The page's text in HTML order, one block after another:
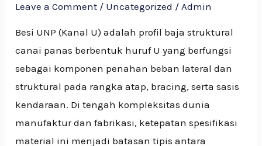
Leave a Comment / Uncategorized /Admin
Besi UNP (Kanal U) adalah profil baja struktural
canai panas berbentuk huruf U yang berfungsi
sebagai komponen penahan beban lateral dan
struktural pada rangka atap, bracing, serta sasis
kendaraan. Di tengah kompleksitas dunia
manufaktur dan fabrikasi, ketepatan spesifikasi
material ini menjadi batasan tipis antara